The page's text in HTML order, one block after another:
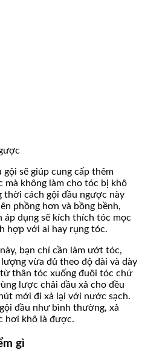
sẽ giúp cung cấp thêm
mà không làm cho tóc bị khô
thời cách gội đầu ngược này
phồng hơn và bồng bềnh,
áp dụng sẽ kích thích tóc mọc
hợp với ai hay rụng tóc.
bạn chỉ cần làm ướt tóc,
vừa đủ theo độ dài và dày
thân tóc xuống đuôi tóc chứ
lược chải dầu xả cho đều
mới đi xả lại với nước sạch.
đầu như bình thường, xả
hơi khô là được.
gì